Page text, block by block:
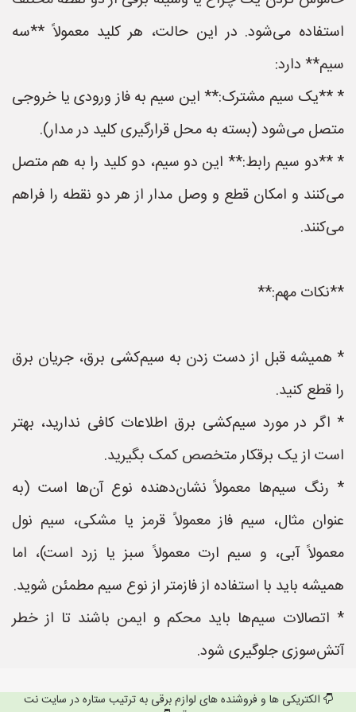
استفاده می‌شود. در این حالت، هر کلید معمولاً **سه
سیم** دارد:
* **یک سیم مشترک:** این سیم به فاز ورودی یا خروجی
متصل می‌شود (بسته به محل قرارگیری کلید در مدار).
* **دو سیم رابط:** این دو سیم، دو کلید را به هم متصل
می‌کنند و امکان قطع و وصل مدار از هر دو نقطه را فراهم
می‌کنند.
**نکات مهم:**
* همیشه قبل از دست زدن به سیم‌کشی برق، جریان برق
را قطع کنید.
* اگر در مورد سیم‌کشی برق اطلاعات کافی ندارید، بهتر
است از یک برقکار متخصص کمک بگیرید.
* رنگ سیم‌ها معمولاً نشان‌دهنده نوع آن‌ها است (به
عنوان مثال، سیم فاز معمولاً قرمز یا مشکی، سیم نول
معمولاً آبی، و سیم ارت معمولاً سبز یا زرد است)، اما
همیشه باید با استفاده از فازمتر از نوع سیم مطمئن شوید.
* اتصالات سیم‌ها باید محکم و ایمن باشند تا از خطر
آتش‌سوزی جلوگیری شود.
الکتریکی ها و فروشنده های لوازم برقی به ترتیب ستاره در سایت نت